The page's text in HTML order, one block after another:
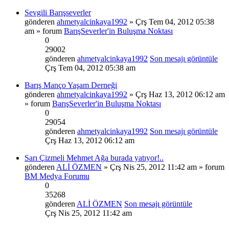
Sevgili Barışseverler
gönderen ahmetyalcinkaya1992 » Çrş Tem 04, 2012 05:38
am » forum BarışSeverler'in Buluşma Noktası
0
29002
gönderen ahmetyalcinkaya1992 Son mesajı görüntüle
Çrş Tem 04, 2012 05:38 am
Barış Manço Yaşam Derneği
gönderen ahmetyalcinkaya1992 » Çrş Haz 13, 2012 06:12 am
» forum BarışSeverler'in Buluşma Noktası
0
29054
gönderen ahmetyalcinkaya1992 Son mesajı görüntüle
Çrş Haz 13, 2012 06:12 am
Sarı Çizmeli Mehmet Ağa burada yatıyor!..
gönderen ALİ ÖZMEN » Çrş Nis 25, 2012 11:42 am » forum
BM Medya Forumu
0
35268
gönderen ALİ ÖZMEN Son mesajı görüntüle
Çrş Nis 25, 2012 11:42 am